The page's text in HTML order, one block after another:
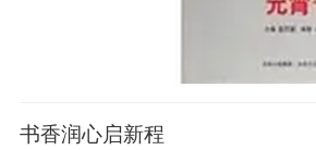
书香润心启新程